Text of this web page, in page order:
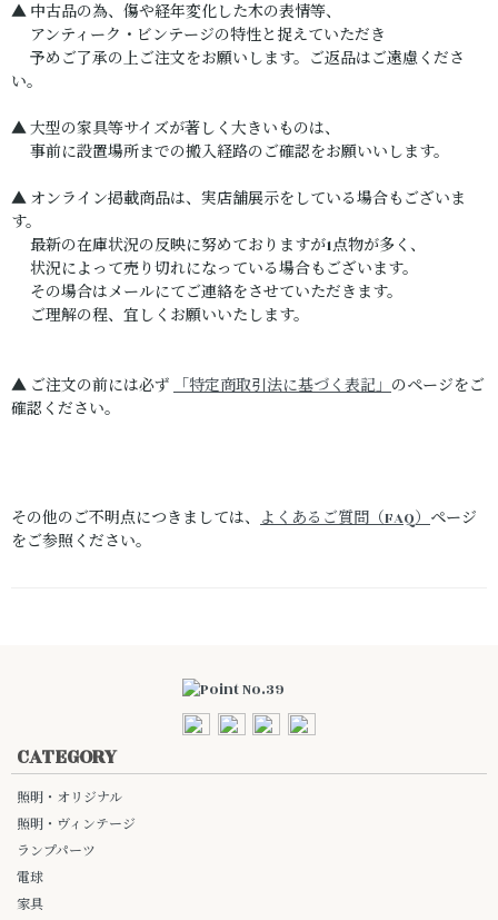
▲ 中古品の為、傷や経年変化した木の表情等、
アンティーク・ビンテージの特性と捉えていただき
予めご了承の上ご注文をお願いします。ご返品はご遠慮くださ
い。
▲ 大型の家具等サイズが著しく大きいものは、
事前に設置場所までの搬入経路のご確認をお願いいします。
▲ オンライン掲載商品は、実店舗展示をしている場合もございま
す。
最新の在庫状況の反映に努めておりますが1点物が多く、
状況によって売り切れになっている場合もございます。
その場合はメールにてご連絡をさせていただきます。
ご理解の程、宜しくお願いいたします。
▲ ご注文の前には必ず 「特定商取引法に基づく表記」のページをご
確認ください。
その他のご不明点につきましては、 よくあるご質問（FAQ）ページ
をご参照ください。
CATEGORY
照明・オリジナル
照明・ヴィンテージ
ランプパーツ
電球
家具